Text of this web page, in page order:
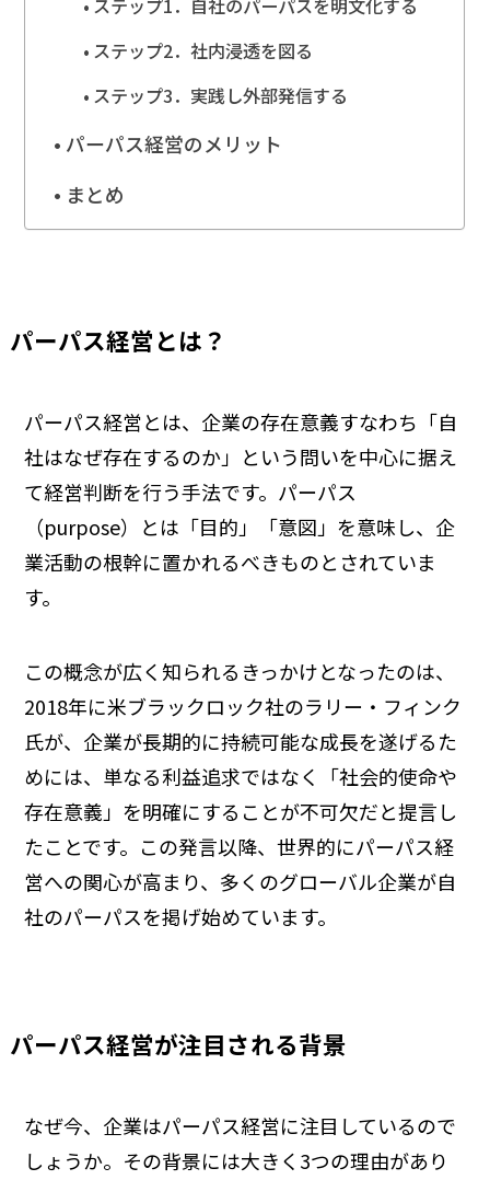
ステップ2．社内浸透を図る
ステップ3．実践し外部発信する
パーパス経営のメリット
まとめ
パーパス経営とは？
パーパス経営とは、企業の存在意義――すなわち「自
社はなぜ存在するのか」という問い――を中心に据え
て経営判断を行う手法です。パーパス
（purpose）とは「目的」「意図」を意味し、企
業活動の根幹に置かれるべきものとされていま
す。
この概念が広く知られるきっかけとなったのは、
2018年に米ブラックロック社のラリー・フィンク
氏が、企業が長期的に持続可能な成長を遂げるた
めには、単なる利益追求ではなく「社会的使命や
存在意義」を明確にすることが不可欠だと提言し
たことです。この発言以降、世界的にパーパス経
営への関心が高まり、多くのグローバル企業が自
社のパーパスを掲げ始めています。
パーパス経営が注目される背景
なぜ今、企業はパーパス経営に注目しているので
しょうか。その背景には大きく3つの理由があり